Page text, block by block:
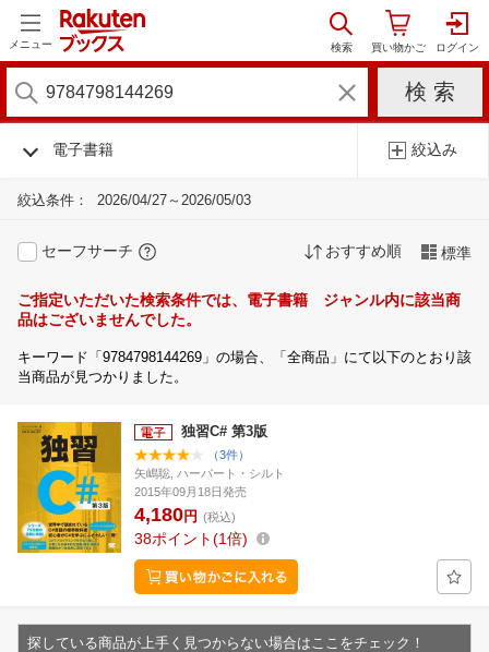
メニュー
電子書籍 絞込み
絞込条件： 2026/04/27～2026/05/03
セーフサーチ おすすめ順 標準
ご指定いただいた検索条件では、電子書籍 ジャンル内に該当商
品はございませんでした。
キーワード「9784798144269」の場合、「全商品」にて以下のとおり該
当商品が見つかりました。
独習C# 第3版
（3件）
矢嶋聡, ハーバート・シルト
2015年09月18日発売
4,180円 (税込)
38ポイント 1倍
探している商品が上手く見つからない場合はここをチェック！